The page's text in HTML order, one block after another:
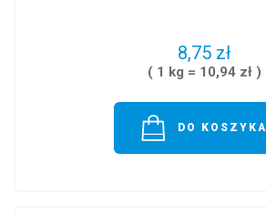
8,75 zł
( 1 kg = 10,94 zł )
DO KOSZYKA